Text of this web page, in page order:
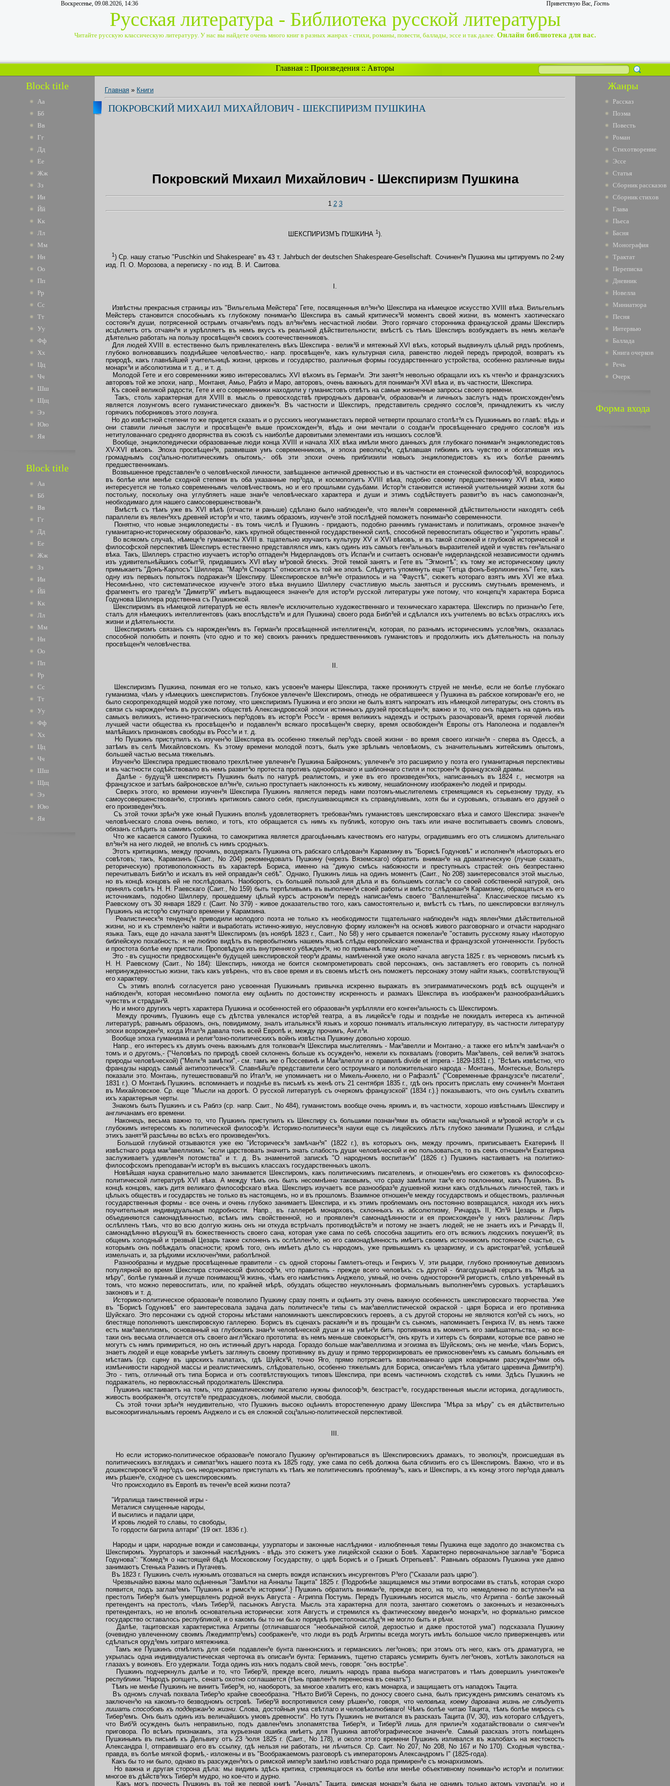
Воскресенье, 09.08.2026, 14:36 Приветствую Вас, Гость
Русская литература - Библиотека русской литературы
Читайте русскую классическую литературу. У нас вы найдете очень много книг в разных жанрах - стихи, романы, повести, баллады, эссе и так далее. Онлайн библиотека для вас.
Главная :: Произведения :: Авторы
Block title
Аа
Бб
Вв
Гг
Дд
Ее
Жж
Зз
Ии
Йй
Кк
Лл
Мм
Нн
Оо
Пп
Рр
Сс
Тт
Уу
Фф
Хх
Цц
Чч
Шш
Щщ
Ээ
Юю
Яя
Block title
Аа
Бб
Вв
Гг
Дд
Ее
Жж
Зз
Ии
Йй
Кк
Лл
Мм
Нн
Оо
Пп
Рр
Сс
Тт
Уу
Фф
Хх
Цц
Чч
Шш
Щщ
Ээ
Юю
Яя
Главная » Книги
ПОКРОВСКИЙ МИХАИЛ МИХАЙЛОВИЧ - ШЕКСПИРИЗМ ПУШКИНА
Покровский Михаил Михайлович - Шекспиризм Пушкина
1 2 3
ШЕКСПИРИЗМЪ ПУШКИНА 1).
1) Ср. нашу статью "Puschkin und Shakespeare" въ 43 т. Jahrbuch der deutschen Shakespeare-Gesellschaft. Сочинен³я Пушкина мы цитируемъ по 2-му
изд. П. О. Морозова, а переписку - по изд. В. И. Саитова.
I.
Извѣстны прекрасныя страницы изъ "Вильгельма Мейстера" Гете, посвященныя вл³ян³ю Шекспира на нѣмецкое искусство XVIII вѣка. Вильгельмъ
Мейстеръ становится способнымъ къ глубокому пониман³ю Шекспира въ самый критическ³й моментъ своей жизни, въ моментъ хаотическаго
состоян³я души, потрясенной острымъ отчаян³емъ подъ вл³ян³емъ несчастной любви. Этого горячаго сторонника французской драмы Шекспиръ
исцѣляетъ отъ отчаян³я и укрѣпляетъ въ немъ вкусъ къ реальной дѣйствительности; вмѣстѣ съ тѣмъ Шекспиръ возбуждаетъ въ немъ желан³е
дѣятельно работать на пользу просвѣщен³я своихъ соотечественниковъ.
Для людей XVIII в. естественно былъ привлекателенъ вѣкъ Шекспира - велик³й и мятежный XVI вѣкъ, который выдвинулъ цѣлый рядъ проблемъ,
глубоко волновавшихъ позднѣйшее человѣчество,- напр. просвѣщен³е, какъ культурная сила, равенство людей передъ природой, возвратъ къ
природѣ, какъ главнѣйшей учительницѣ жизни, церковь и государство, различныя формы государственнаго устройства, особенно различные виды
монарх³и и абсолютизма и т. д., и т. д.
Молодой Гете и его современники живо интересовались XVI вѣкомъ въ Герман³и. Эти занят³я невольно обращали ихъ къ чтен³ю и французскихъ
авторовъ той же эпохи, напр., Монтаня, Амьо, Раблэ и Маро, авторовъ, очень важныхъ для пониман³я XVI вѣка и, въ частности, Шекспира.
Къ своей великой радости, Гете и его современники находили у гуманистовъ отвѣтъ на самые жизненные запросы своего времени.
Такъ, столь характерная для XVIII в. мысль о превосходствѣ природныхъ дарован³и, образован³я и личныхъ заслугъ надъ происхожден³емъ
является лозунгомъ всего гуманистическаго движен³я. Въ частности и Шекспиръ, представитель средняго сослов³я, принадлежитъ къ числу
горячихъ поборниковъ этого лозунга.
Но до извѣстной степени то же придется сказать и о русскихъ неогуманистахъ первой четверти прошлаго столѣт³я съ Пушкинымъ во главѣ: вѣдь и
они ставили личныя заслуги и просвѣщен³е выше происхожден³я, вѣдь и они мечтали о создан³и просвѣщеннаго средняго сослов³я изъ
нетитулованнаго средняго дворянства въ союзѣ съ наиболѣе даровитыми элементами изъ низшихъ сослов³й.
Вообще, энциклопедически образованные люди конца XVIII и начала XIX вѣка имѣли много данныхъ для глубокаго пониман³я энциклопедистовъ
XV-XVI вѣковъ. Эпоха просвѣщен³я, развившая умъ современниковъ, и эпоха революц³и, сдѣлавшая гибкимъ ихъ чувство и обогатившая ихъ
громаднымъ соц³ально-политическимъ опытомъ,- обѣ эти эпохи очень приблизили новыхъ энциклопедистовъ къ ихъ болѣе раннимъ
предшественникамъ.
Возвышенное представлен³е о человѣческой личности, завѣщанное античной древностью и въ частности ея стоической философ³ей, возродилось
въ болѣе или менѣе сходной степени въ оба указанные пер³ода, и космополитъ XVIII вѣка, подобно своему предшественнику XVI вѣка, живо
интересуется не только современнымъ человѣчествомъ, но и его прошлыми судьбами. Истор³я становится истинной учительницей жизни хотя бы
постольку, поскольку она углубляетъ наше знан³е человѣческаго характера и души и этимъ содѣйствуетъ развит³ю въ насъ самопознан³я,
необходимаго для нашего самосовершенствован³я.
Вмѣстѣ съ тѣмъ уже въ XVI вѣкѣ (отчасти и раньше) сдѣлано было наблюден³е, что явлен³я современной дѣйствительности находятъ себѣ
параллели въ явлен³яхъ древней истор³и и что, такимъ образомъ, изучен³е этой послѣдней поможетъ пониман³ю современности.
Понятно, что новые энциклопедисты - въ томъ числѣ и Пушкинъ - придаютъ, подобно раннимъ гуманистамъ и политикамъ, огромное значен³е
гуманитарно-историческому образован³ю, какъ крупной общественной государственной силѣ, способной перевоспитать общество и "укротить нравы".
Во всякомъ случаѣ, нѣмецк³е гуманисты XVIII в. тщательно изучаютъ культуру XV и XVI вѣковъ, и въ такой сложной и глубокой исторической и
философской перспективѣ Шекспиръ естественно представлялся имъ, какъ одинъ изъ самыхъ ген³альныхъ выразителей идей и чувствъ ген³альнаго
вѣка. Такъ, Шиллеръ страстно изучаетъ истор³ю отпаден³я Нидерландовъ отъ Испан³и и считаетъ основан³е нидерландской независимости однимъ
изъ удивительнѣйшихъ событ³й, придавшихъ XVI вѣку м³ровой блескъ. Этой темой занятъ и Гете въ "Эгмонтѣ"; къ тому же историческому циклу
примыкаетъ "Донъ-Карлосъ" Шиллера. "Мар³я Стюартъ" относится къ той же эпохѣ. Слѣдуетъ упомянуть еще "Гетца фонъ-Берлихингенъ" Гете, какъ
одну изъ первыхъ попытокъ подражан³я Шекспиру. Шекспировское вл³ян³е отразилось и на "Фаустѣ", сюжетъ котораго взятъ имъ XVI же вѣка.
Несомнѣнно, что систематическое изучен³е этого вѣка внушило Шиллеру счастливую мысль заняться и русскимъ смутнымъ временемъ, и
фрагментъ его трагед³и "Димитр³й" имѣетъ выдающееся значен³е для истор³и русской литературы уже потому, что концепц³я характера Бориса
Годунова Шиллера родственна съ Пушкинской.
Шекспиризмъ въ нѣмецкой литературѣ не есть явлен³е исключительно художественнаго и техническаго характера. Шекспиръ по признан³ю Гете,
сталъ для нѣмецкихъ интеллигентовъ (какъ впослѣдств³и и для Пушкина) своего рода Библ³ей и сдѣлался ихъ учителемъ во всѣхъ отрасляхъ ихъ
жизни и дѣятельности.
Шекспиризмъ связанъ съ нарожден³емъ въ Герман³и просвѣщенной интеллигенц³и, которая, по разнымъ историческимъ услов³ямъ, оказалась
способной полюбить и понять (что одно и то же) своихъ раннихъ предшественниковъ гуманистовъ и продолжить ихъ дѣятельность на пользу
просвѣщен³я человѣчества.
II.
Шекспиризмъ Пушкина, понимая его не только, какъ усвоен³е манеры Шекспира, также проникнутъ струей не менѣе, если не болѣе глубокаго
гуманизма, чѣмъ у нѣмецкихъ шекспиристовъ. Глубокое увлечен³е Шекспиромъ, отнюдь не обратившееся у Пушкина въ рабское копирован³е его, не
было скоропреходящей модой уже потому, что шекспиризмъ Пушкина и его эпохи не былъ взятъ напрокатъ изъ нѣмецкой литературы; онъ стоялъ въ
связи съ нарожден³емъ въ русскомъ обществѣ Александровской эпохи истинныхъ друзей просвѣщен³я; важно и то, что онъ падаетъ на одинъ изъ
самыхъ великихъ, истинно-трагическихъ пер³одовъ въ истор³и Росс³и - время великихъ надеждъ и острыхъ разочарован³й, время горячей любви
лучшей части общества къ просвѣщен³ю и подавлен³я всякаго просвѣщен³я сверху, время освобожден³я Европы отъ Наполеона и подавлен³я
малѣйшихъ признаковъ свободы въ Росс³и и т. д.
Но Пушкинъ приступилъ къ изучен³ю Шекспира въ особенно тяжелый пер³одъ своей жизни - во время своего изгнан³я - сперва въ Одессѣ, а
затѣмъ въ селѣ Михайловскомъ. Къ этому времени молодой поэтъ, былъ уже зрѣлымъ человѣкомъ, съ значительнымъ житейскимъ опытомъ,
большей частью весьма тяжелымъ.
Изучен³ю Шекспира предшествовало трехлѣтнее увлечен³е Пушкина Байрономъ; увлечен³е это расширило у поэта его гуманитарныя перспективы
и въ частности содѣйствовало въ немъ развит³ю протеста противъ однообразнаго и шаблоннаго стиля и построен³я французской драмы.
Далѣе - будущ³й шекспиристъ Пушкинъ былъ по натурѣ реалистомъ, и уже въ его произведен³яхъ, написанныхъ въ 1824 г., несмотря на
французское и затѣмъ байроновское вл³ян³е, сильно проступаетъ наклонность къ живому, нешаблонному изображен³ю людей и природы.
Сверхъ этого, ко времени изучен³я Шекспира Пушкинъ является передъ нами поэтомъ-мыслителемъ стремящимся къ серьезному труду, къ
самоусовершенствован³ю, строгимъ критикомъ самого себя, прислушивающимся къ справедливымъ, хотя бы и суровымъ, отзывамъ его друзей о
его произведен³яхъ.
Съ этой точки зрѣн³я уже юный Пушкинъ вполнѣ удовлетворяетъ требован³ямъ гуманистовъ шекспировскаго вѣка и самого Шекспира: значен³е
человѣческаго слова очень велико, и тотъ, кто обращается съ нимъ къ публикѣ, которую онъ такъ или иначе воспитываетъ своимъ словомъ,
обязанъ слѣдить за самимъ собой.
Что же касается самого Пушкина, то самокритика является драгоцѣннымъ качествомъ его натуры, оградившимъ его отъ слишкомъ длительнаго
вл³ян³я на него людей, не вполнѣ съ нимъ сродныхъ.
Этотъ критицизмъ, между прочимъ, воздержалъ Пушкина отъ рабскаго слѣдован³я Карамзину въ "Борисѣ Годуновѣ" и исполнен³я нѣкоторыхъ его
совѣтовъ; такъ, Карамзинъ (Саит., No 204) рекомендовалъ Пушкину (черезъ Вяземскаго) обратить вниман³е на драматическую (лучше сказать,
реторическую) противоположность въ характерѣ Бориса, именно на "дикую смѣсь набожности и преступныхъ страстей: онъ безпрестанно
перечитывалъ Библ³ю и искалъ въ ней оправдан³я себѣ". Однако, Пушкинъ лишь на одинъ моментъ (Саит., No 208) заинтересовался этой мыслью,
но въ концѣ концовъ ей не послѣдовалъ. Наоборотъ, съ большей пользой для дѣла и въ большемъ соглас³и со своей собственной натурой, онъ
принялъ совѣтъ Н. Н. Раевскаго (Саит., No 159) быть терпѣливымъ въ выполнен³и своей работы и вмѣсто слѣдован³я Карамзину, обращаться къ его
источникамъ, подобно Шиллеру, прошедшему цѣлый курсъ астроном³и передъ написан³емъ своего "Валленштейна". Классическое письмо къ
Раевскому отъ 30 января 1829 г. (Саит. No 379) - живое доказательство того, какъ самостоятельно и, вмѣстѣ съ тѣмъ, по шекспировски взглянулъ
Пушкинъ на истор³ю смутнаго времени у Карамзина.
Реалистическ³я тенденц³и приводили молодого поэта не только къ необходимости тщательнаго наблюден³я надъ явлен³ями дѣйствительной
жизни, но и къ стремлен³ю найти и выработать истинно-живую, неусловную форму изложен³я на основѣ живого разговорнаго и отчасти народнаго
языка. Такъ, еще до начала занят³я Шекспиромъ (въ ноябрѣ 1823 г., Саит., No 58) у него срывается пожелан³е "оставить русскому языку нѣкоторую
библейскую похабность: я не люблю видѣть въ первобытномъ нашемъ языкѣ слѣды европейскаго жеманства и французской утонченности. Грубость
и простота болѣе ему пристали. Проповѣдую изъ внутренняго убѣжден³я, но по привычкѣ пишу иначе".
Это - въ сущности предвосхищен³е будущей шекспировской теор³и драмы, намѣченной уже около начала августа 1825 г. въ черновомъ письмѣ къ
Н. Н. Раевскому (Саит., No 184): Шекспиръ, никогда не боится скомпрометировать свой персонажъ, онъ заставляетъ его говорить съ полной
непринужденностью жизни, такъ какъ увѣренъ, что въ свое время и въ своемъ мѣстѣ онъ поможетъ персонажу этому найти языкъ, соотвѣтствующ³й
его характеру.
Съ этимъ вполнѣ согласуется рано усвоенная Пушкинымъ привычка искренно выражать въ эпиграмматическомъ родѣ всѣ ощущен³я и
наблюден³я, которая несомнѣнно помогла ему оцѣнить по достоинству искренность и размахъ Шекспира въ изображен³и разнообразнѣйшихъ
чувствъ и страдан³й.
Но и много другихъ чертъ характера Пушкина и особенностей его образован³я укрѣпляли его конген³альность съ Шекспиромъ.
Между прочимъ, Пушкинъ еще съ дѣтства увлекался истор³ей театра, а въ лицейск³е годы и позднѣе не покидалъ интереса къ античной
литературѣ; равнымъ образомъ, онъ, повидимому, зналъ итальянск³й языкъ и хорошо понималъ итальянскую литературу, въ частности литературу
эпохи возрожден³я, когда Итал³я давала тонъ всей Европѣ и, между прочимъ, Англ³и.
Вообще эпоха гуманизма и религ³озно-политическихъ войнъ извѣстна Пушкину довольно хорошо.
Напр., его интересъ къ двумъ очень важнымъ для толкован³я Шекспира мыслителямъ - Мак³авелли и Монтаню,- а также его мѣтк³я замѣчан³я о
томъ и о другомъ,- {"Человѣкъ по природѣ своей склоненъ больше къ осужден³ю, нежели къ похваламъ (говорить Мак³авель, сей велик³й знатокъ
природы человѣческой) ("Мелк³я замѣтки",- см. тамъ же о Поссевинѣ и Мак³алелли и о правилѣ divide et impera - 1829-1831 г.). "Всѣмъ извѣстно, что
французы народъ самый антипоэтическ³й. Славнѣйш³е представители сего остроумнаго и положительнаго народа - Монтань, Монтескье, Вольтеръ
показали это. Монтань, путешествовавш³й по Итал³и, не упоминаетъ ни о Микель-Анжело, ни о Рафаэлѣ" ("Современные французск³е писатели",
1831 г.). О Монтанѣ Пушкинъ. вспоминаетъ и позднѣе въ письмѣ къ женѣ отъ 21 сентября 1835 г., гдѣ онъ проситъ прислать ему сочинен³я Монтаня
въ Михайловское. Ср. еще "Мысли на дорогѣ. О русской литературѣ съ очеркомъ французской" (1834 г.).} показываютъ, что онъ сумѣлъ схватить
ихъ характерныя черты.
Знакомъ былъ Пушкинъ и съ Раблэ (ср. напр. Саит., No 484), гуманистомъ вообще очень яркимъ и, въ частности, хорошо извѣстнымъ Шекспиру и
англичанамъ его времени.
Наконецъ, весьма важно то, что Пушкинъ приступилъ къ Шекспиру съ большими познан³ями въ области нац³ональной и м³ровой истор³и и съ
глубокимъ интересомъ къ политической философ³и. Историко-политическ³я науки еще съ лицейскихъ лѣтъ глубоко занимали Пушкина, и слѣды
этихъ занят³й разсѣяны во всѣхъ его произведен³яхъ.
Большой глубиной отзываются уже ею "Историческ³я замѣчан³я" (1822 г.), въ которыхъ онъ, между прочимъ, приписываетъ Екатеринѣ II
извѣстнаго рода мак³авеллизмъ: "если царствовать значитъ знать слабость души человѣческой и ею пользоваться, то въ семъ отношен³и Екатерина
заслуживаетъ удивлен³я потомства" и т. д. Въ знаменитой запискѣ "О народномъ воспитан³и" (1826 г.) Пушкинъ настаиваетъ на политико-
философскомъ преподаван³и истор³и въ высшихъ классахъ государственныхъ школъ.
Новѣйшая наука сравнительно мало занимается Шекспиромъ, какъ политическимъ писателемъ, и отношен³емъ его сюжетовъ къ философско-
политической литературѣ XVI вѣка. А между тѣмъ онъ былъ несомнѣнно таковымъ, что сразу замѣтили так³е его поклонники, какъ Пушкинъ. Въ
концѣ концовъ, какъ дитя великаго философскаго вѣка. Шекспиръ изучаетъ все разнообраз³е душевной жизни какъ отдѣльныхъ личностей, такъ и
цѣлыхъ обществъ и государствъ не только въ настоящемъ, но и въ прошломъ. Взаимное отношен³е между государствомъ и обществомъ, различныя
государственныя формы - все очень и очень глубоко занимаетъ Шекспира, и къ этимъ проблемамъ онъ постоянно возвращался, находя ихъ нихъ
поучительныя индивидуальныя подробности. Напр., въ галлереѣ монарховъ, склонныхъ къ абсолютизму, Ричардъ II, Юл³й Цезарь и Лиръ
объединяются самонадѣянностью, всѣмъ имъ свойственной, но и проявлен³я самонадѣянности и ея происхожден³е у нихъ различны: Лиръ
ослѣпленъ тѣмъ, что во всю долгую жизнь онъ ни откуда встрѣчалъ противодѣйств³я и потому не знаетъ людей; не не знаетъ ихъ и Ричардъ II,
самонадѣянно вѣрующ³й въ божественность своего сана, которая уже сама по себѣ способна защитить его отъ всякихъ людскихъ покушен³й; въ
общемъ холодный и трезвый Цезарь также склоненъ къ ослѣплен³ю, но его самонадѣянность имѣетъ своимъ источникомъ постоянное счастье, съ
которымъ онъ побѣждалъ опасности; кромѣ того, онъ имѣетъ дѣло съ народомъ, уже привыкшимъ къ цезаризму, и съ аристократ³ей, успѣвшей
измельчать и, за рѣдкими исключен³ями, раболѣпной.
Разнообразны и мудрые просвѣщенные правители - съ одной стороны Гамлетъ-отецъ и Генрихъ V, эти рыцари, глубоко проникнутые девизомъ
популярной во время Шекспира стоической философ³и, что правитель - прежде всего человѣкъ: съ другой - благодушный герцогъ въ "Мѣрѣ за
мѣру", болѣе гуманный и лучше понимающ³й жизнь, чѣмъ его намѣстникъ Анджело, умный, но очень односторонн³й ригористъ, слѣпо увѣренный въ
томъ, что можно перевоспитать, или, по крайней мѣрѣ, обуздать общество неуклоннымъ формальнымъ выполнен³емъ суровыхъ. устарѣвшихъ
законовъ и т. д.
Историко-политическое образован³е позволило Пушкину сразу понять и оцѣнить эту очень важную особенность шекспировскаго творчества. Уже
въ "Борисѣ Годуновѣ" его заинтересовала задача дать политическ³е типы съ мак³авеллистической окраской - царя Бориса и его противника
Шуйскаго. Это персонажи съ одной стороны мѣстами напоминаютъ шекспировскихъ героевъ, а съ другой стороны не являются коп³ей съ нихъ, но
блестяще пополняютъ шекспировскую галлерею. Борисъ въ сценахъ раскаян³я и въ прощан³и съ сыномъ, напоминаетъ Генриха IV, въ немъ также
есть мак³авеллизмъ, основанный на глубокомъ знан³и человѣческой души и на умѣн³и бить противника въ моментъ его замѣшательства,- но все-
таки онъ весьма отличается отъ своего англ³йскаго прототипа: въ немъ меньше своекорыст³я, онъ крутъ и хитеръ съ боярами, которые все равно не
могутъ съ нимъ примириться, но онъ истинный другъ народа. Гораздо больше мак³авеллизма и эгоизма въ Шуйскомъ; онъ не менѣе, чѣмъ Борисъ,
знаетъ людей и еще коварнѣе умѣетъ заглянуть своему противнику въ душу и прямо терроризировать ее прикосновен³емъ къ самымъ больнымъ ея
мѣстамъ (ср. сцену въ царскихъ палатахъ, гдѣ Шуйск³й, точно Яго, прямо потрясаетъ взволнованнаго царя коварными разсужден³ями объ
измѣнчивости народной массы и реалистическимъ, слѣдовательно, особенно тяжелымъ для Бориса, описан³емъ тѣла убитаго царевича Димитр³я).
Это - типъ, отличный отъ типа Бориса и отъ соотвѣтствующихъ типовъ Шекспира, при всемъ частичномъ сходствѣ съ ними. Здѣсь Пушкинъ не
подражатель, но первоклассный продолжатель Шекспира.
Пушкинъ настаиваетъ на томъ, что драматическому писателю нужны философ³я, безстраст³е, государственныя мысли историка, догадливость,
живость воображен³я, отсутств³е предразсудковъ, любимой мысли, свобода.
Съ этой точки зрѣн³я неудивительно, что Пушкинъ высоко оцѣнилъ второстепенную драму Шекспира "Мѣра за мѣру" съ ея дѣйствительно
высокооригинальнымъ героемъ Анджело и съ ея сложной соц³ально-политической перспективой.
III.
Но если историко-политическое образован³е помогало Пушкину ор³ентироваться въ Шекспировскихъ драмахъ, то эволюц³я, происшедшая въ
политическихъ взглядахъ и симпат³яхъ нашего поэта къ 1825 году, уже сама по себѣ должна была сблизить его съ Шекспиромъ. Важно, что и въ
дошекспировск³й пер³одъ онъ неоднократно приступалъ къ тѣмъ же политическимъ проблемау³ъ, какъ и Шекспиръ, а къ концу этого пер³ода давалъ
имъ рѣшен³е, сходное съ шекспировскимъ.
Что происходило въ Европѣ въ течен³е всей жизни поэта?
"Игралища таинственной игры -
Металися смущенные народы,
И высились и падали цари,
И кровь людей то славы, то свободы,
То гордости багрила алтари" (19 окт. 1836 г.).
Народы и цари, народные вожди и самозванцы, узурпаторы и законные наслѣдники - излюбленныя темы Пушкина еще задолго до знакомства съ
Шекспиромъ. Узурпаторъ и законный наслѣдникъ - вѣдь это сюжетъ уже лицейской сказки о Бовѣ. Характерно первоначальное заглав³е "Бориса
Годунова": "Комед³я о настоящей бѣдѣ Московскому Государству, о царѣ Борисѣ и о Гришкѣ Отрепьевѣ". Равнымъ образомъ Пушкина уже давно
занимаютъ Стенька Разинъ и Пугачевъ.
Въ 1823 г. Пушкинъ счелъ нужнымъ отозваться на смерть вождя испанскихъ инсургентовъ Р³его ("Сказали разъ царю").
Чрезвычайно важны мало оцѣненныя "Замѣтки на Анналы Тацита" 1825 г. {Подробнѣе защищаемся мы этими вопросами въ статьѣ, которая скоро
появится, подъ заглав³емъ "Пушкинъ и римск³е историки".} Пушкинъ обратилъ вниман³е, прежде всего, на то, что немедленно по вступлен³и на
престолъ Тибер³я былъ умерщвленъ родной внукъ Августа - Агриппа Постумь. Передъ Пушкинымъ носится мысль, что Агриппа - болѣе законный
претендентъ на престолъ, чѣмъ Тибер³й, пасынокъ Августа. Мысль эта характерна для поэта, занятаго сюжетомъ о законныхъ и незаконныхъ
претендентахъ, но не вполнѣ основательна исторически: хотя Августъ и стремился къ фактическому введен³ю монарх³и, но формально римское
государство оставалось республикой, и о какомъ бы то ни бы.ю порядкѣ престолонаслѣд³я не могло быть и рѣчи.
Далѣе, тацитовская характеристика Агриппы (отличавшагося "необычайной силой, дерзостью и даже простотой ума") подсказала Пушкину
(очевидно увлеченному своимъ Лжедимптр³емъ) соображен³е, что люди въ родѣ Агриппы всегда могутъ имѣть большое число приверженцевъ или
сдѣлаться оруд³емъ хитраго мятежника.
Тамъ же Пушкинъ отмѣтилъ для себя подавлен³е бунта паннонскихъ и германскихъ лег³оновъ; при этомъ отъ него, какъ отъ драматурга, не
укрылась одна индивидуалистическая черточка въ описан³и бунта: Германикъ, тщетно стараясь усмирить бунтъ лег³оновъ, хотѣлъ заколоться на
глазахъ у воиновъ. Его удержали. Тогда одинъ изъ нихъ подалъ свой мечъ, говоря: "онъ вострѣе".
Пушкинъ подчеркнулъ далѣе и то, что Тибер³й, прежде всего, лишилъ народъ права выбора магистратовъ и тѣмъ довершилъ уничтожен³е
республики. "Народъ ропщетъ, сенатъ охотно соглашается (тѣнь правлен³я перенесена въ сенатъ").
Тѣмъ не менѣе Пушкинъ не винитъ Тибер³я, но, наоборотъ, за многое хвалитъ его, какъ монарха, и защищаетъ отъ нападокъ Тацита.
Въ одномъ случаѣ похвала Тибер³ю крайне своеобразна. "Нѣкто Виб³й Серенъ, по доносу своего сына, былъ присужденъ римскимъ сенатомъ къ
заключен³ю на какомъ-то безводномъ островѣ. Тибер³й воспротивился сему рѣшен³ю, говоря, что человѣка, коему дарована жизнь не слѣдуетъ
лишать способовъ къ поддержан³ю жизни. Слова, достойныя ума свѣтлаго и человѣколюбиваго! Чѣмъ болѣе читаю Тацита, тѣмъ болѣе мирюсь съ
Тибер³емъ. Онъ былъ одинъ изъ величайшихъ умовъ древности". Но тутъ Пушкинъ не вчитался въ разсказъ Тацита (IV, 30), изъ котораго слѣдуетъ,
что Виб³й осужденъ былъ неправильно, подъ давлен³емъ злопамятства Тибер³я, и Тибер³й лишь для прилич³я ходатайствовали о смягчен³и
приговора. По всѣмъ признакамъ, эта курьезная ошибка имѣетъ для Пушкина автоб³ографическое значен³е. Самый разсказъ этотъ помѣщенъ
Пушкинымъ въ письмѣ къ Дельвигу отъ 23 ³юля 1825 г. (Саит., No 178), и около этого времени Пушкинъ изливался въ жалобахъ на жестокость
Александра I, отправившаго его въ ссылку, гдѣ нельзя ни работать, ни лѣчиться. Ср. Саит. No 207, No 208, No 167 и No 170). Сходныя чувства,-
правда, въ болѣе мягкой формѣ,- изложены и въ "Воображаемомъ разговорѣ съ императоромъ Александромъ I" (1825-года).
Какъ бы то ни было, однако въ разсужден³яхъ о римской импер³и замѣтно извѣстнаго рода примирен³е съ монархизмомъ.
Но важна и другая сторона дѣла: мы видимъ здѣсь критика, стремящагося къ болѣе или менѣе объективному пониман³ю истор³и и политики:
многое въ дѣйств³яхъ Тибер³я мудро, но кое-что и дурно.
Какъ могъ прочесть Пушкинъ въ той же первой книгѣ "Анналъ" Тацита, римская монарх³я была не однимъ только актомъ узурпац³и, но и
Жанры
Рассказ
Поэма
Повесть
Роман
Стихотворение
Эссе
Статья
Сборник рассказов
Сборник стихов
Глава
Пьеса
Басня
Монография
Трактат
Переписка
Дневник
Новелла
Миниатюра
Песня
Интервью
Баллада
Книга очерков
Речь
Очерк
Форма входа